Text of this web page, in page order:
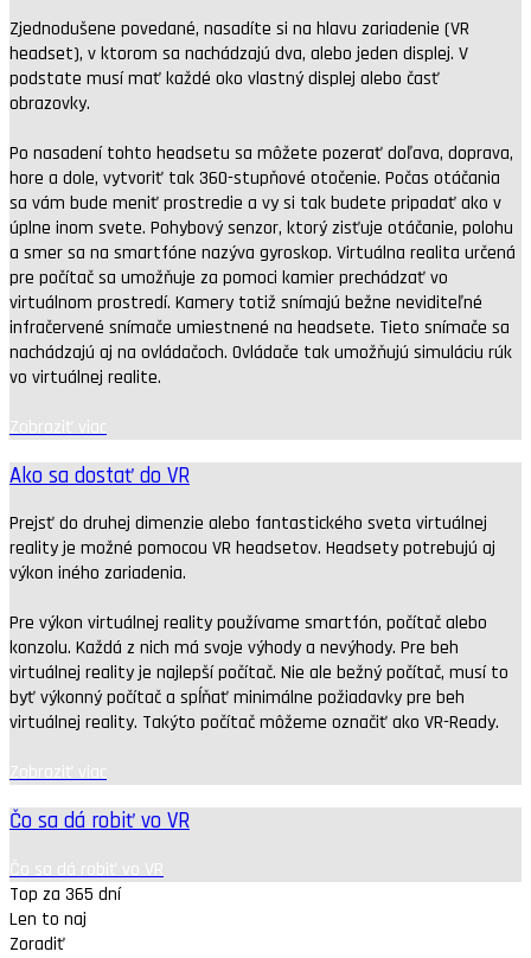
Zjednodušene povedané, nasadíte si na hlavu zariadenie (VR
headset), v ktorom sa nachádzajú dva, alebo jeden displej. V
podstate musí mať každé oko vlastný displej alebo časť
obrazovky.
Po nasadení tohto headsetu sa môžete pozerať doľava, doprava,
hore a dole, vytvoriť tak 360-stupňové otočenie. Počas otáčania
sa vám bude meniť prostredie a vy si tak budete pripadať ako v
úplne inom svete. Pohybový senzor, ktorý zisťuje otáčanie, polohu
a smer sa na smartfóne nazýva gyroskop. Virtuálna realita určená
pre počítač sa umožňuje za pomoci kamier prechádzať vo
virtuálnom prostredí. Kamery totiž snímajú bežne neviditeľné
infračervené snímače umiestnené na headsete. Tieto snímače sa
nachádzajú aj na ovládačoch. Ovládače tak umožňujú simuláciu rúk
vo virtuálnej realite.
Zobraziť viac
Ako sa dostať do VR
Prejsť do druhej dimenzie alebo fantastického sveta virtuálnej
reality je možné pomocou VR headsetov. Headsety potrebujú aj
výkon iného zariadenia.
Pre výkon virtuálnej reality používame smartfón, počítač alebo
konzolu. Každá z nich má svoje výhody a nevýhody. Pre beh
virtuálnej reality je najlepší počítač. Nie ale bežný počítač, musí to
byť výkonný počítač a spĺňať minimálne požiadavky pre beh
virtuálnej reality. Takýto počítač môžeme označiť ako VR-Ready.
Zobraziť viac
Čo sa dá robiť vo VR
Čo sa dá robiť vo VR
Top za 365 dní
Len to naj
Zoradiť